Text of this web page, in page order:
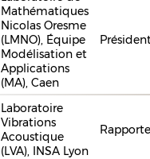
Mathématiques
Nicolas Oresme
(LMNO), Équipe
Modélisation et
Applications
(MA), Caen
Laboratoire
Vibrations
Acoustique
(LVA), INSA Lyon